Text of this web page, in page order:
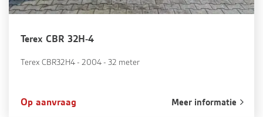
Terex CBR 32H-4
Terex CBR32H4 - 2004 - 32 meter
Op aanvraag Meer informatie